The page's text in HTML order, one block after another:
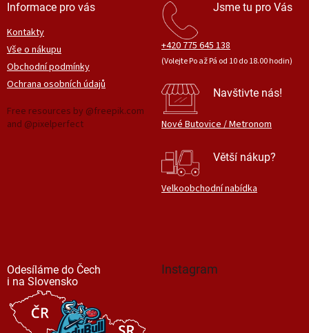
Informace pro vás
Kontakty
Vše o nákupu
Obchodní podmínky
Ochrana osobních údajů
Free resources by @freepik.com
and @pixelperfect
Jsme tu pro Vás
+420 775 645 138
(Volejte Po až Pá od 10 do 18.00 hodin)
Navštivte nás!
Nové Butovice / Metronom
Větší nákup?
Velkoobchodní nabídka
Odesíláme do Čech
i na Slovensko
Instagram